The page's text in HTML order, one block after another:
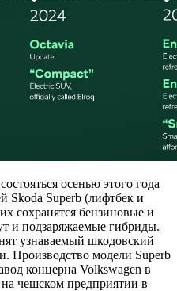
осенью этого года
Skoda Superb (лифтбек и
сохранятся бензиновые и
и подзаряжаемые гибриды.
узнаваемый шкодовский
Производство модели Superb
концерна Volkswagen в
чешском предприятии в